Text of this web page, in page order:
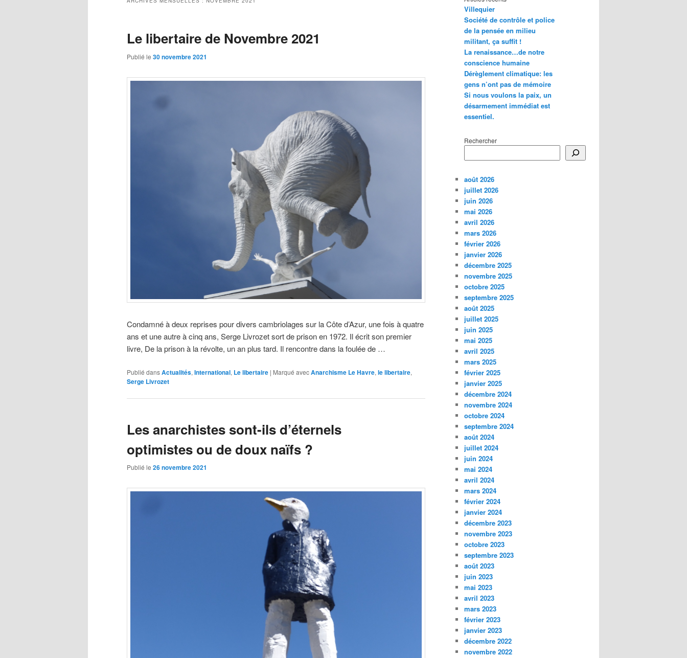
Le libertaire de Novembre 2021
Publié le 30 novembre 2021
Condamné à deux reprises pour divers cambriolages sur la Côte d’Azur, une fois à quatre
ans et une autre à cinq ans, Serge Livrozet sort de prison en 1972. Il écrit son premier
livre, De la prison à la révolte, un an plus tard. Il rencontre dans la foulée de …
Publié dansActualités, International, Le libertaire | Marqué avecAnarchisme Le Havre, le libertaire,
Serge Livrozet
Les anarchistes sont-ils d’éternels
optimistes ou de doux naïfs ?
Publié le 26 novembre 2021
Villequier
Société de contrôle et police
de la pensée en milieu
militant, ça suffit !
La renaissance…de notre
conscience humaine
Dérèglement climatique: les
gens n’ont pas de mémoire
Si nous voulons la paix, un
désarmement immédiat est
essentiel.
Rechercher
août 2026
juillet 2026
juin 2026
mai 2026
avril 2026
mars 2026
février 2026
janvier 2026
décembre 2025
novembre 2025
octobre 2025
septembre 2025
août 2025
juillet 2025
juin 2025
mai 2025
avril 2025
mars 2025
février 2025
janvier 2025
décembre 2024
novembre 2024
octobre 2024
septembre 2024
août 2024
juillet 2024
juin 2024
mai 2024
avril 2024
mars 2024
février 2024
janvier 2024
décembre 2023
novembre 2023
octobre 2023
septembre 2023
août 2023
juin 2023
mai 2023
avril 2023
mars 2023
février 2023
janvier 2023
décembre 2022
novembre 2022